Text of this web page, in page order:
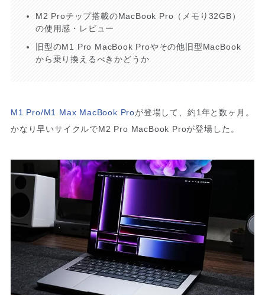
M2 Proチップ搭載のMacBook Pro（メモり32GB）
の使用感・レビュー
旧型のM1 Pro MacBook Proやその他旧型MacBook
から乗り換えるべきかどうか
M1 Pro/M1 Max MacBook Proが登場して、約1年と数ヶ月。
かなり早いサイクルでM2 Pro MacBook Proが登場した。